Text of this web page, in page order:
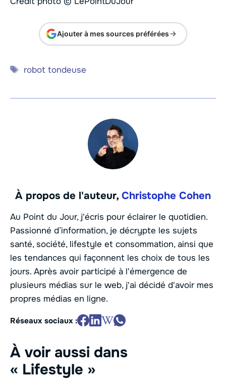
Ajouter à mes sources préférées
Étiquettes
robot tondeuse
À propos de l'auteur, Christophe Cohen
Au Point du Jour, j'écris pour éclairer le quotidien.
Passionné d’information, je décrypte les sujets
santé, société, lifestyle et consommation, ainsi que
les tendances qui façonnent les choix de tous les
jours. Après avoir participé à l'émergence de
plusieurs médias sur le web, j'ai décidé d'avoir mes
propres médias en ligne.
Réseaux sociaux :
À voir aussi dans
« Lifestyle »